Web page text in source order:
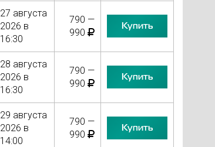
27 августа
2026 в
16:30
790 —
990
Купить
28 августа
2026 в
16:30
790 —
990
Купить
29 августа
2026 в
14:00
790 —
990
Купить